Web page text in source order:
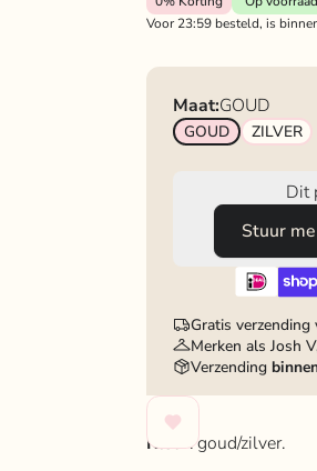
Voor 23:59 besteld, is
Maat:GOUD
GOUD ZILVER
Dit
Stuur
Gratis verzending
Merken als Josh
Verzending
Kleur: goud/zilver.